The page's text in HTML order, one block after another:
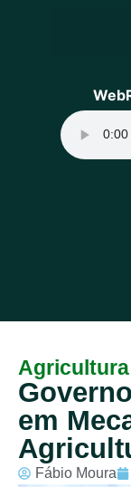
em
Fábio Moura